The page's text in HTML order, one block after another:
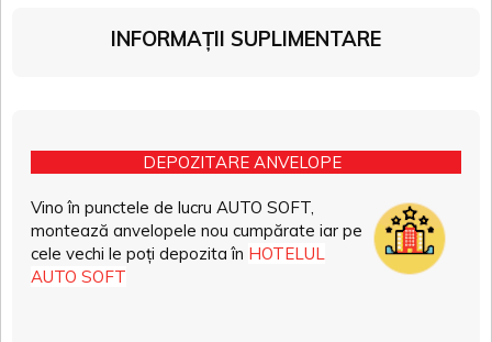
INFORMAȚII SUPLIMENTARE
DEPOZITARE ANVELOPE
Vino în punctele de lucru AUTO SOFT,
montează anvelopele nou cumpărate iar pe
cele vechi le poți depozita în HOTELUL
AUTO SOFT